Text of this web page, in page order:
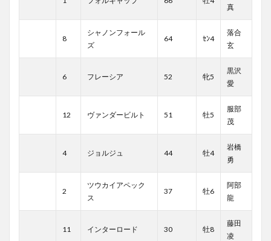
真
8
シャノンフォール
ズ
64 ｾﾝ4
落合
玄
6 フレーシア 52 牝5
黒沢
愛
12 ヴァンダービルト 51 牡5
服部
茂
4 ジョルジュ 44 牡4
岩橋
勇
2
ツウカイアペック
ス
37 牡6
阿部
龍
11 インターロード 30 牡8
藤田
凌